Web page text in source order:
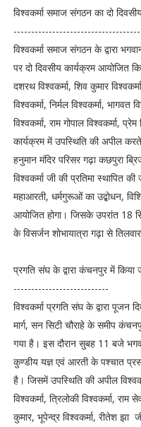
विश्वकर्मा समाज संगठन का दो
विश्वकर्मा समाज संगठन के द्वारा
पर दो दिवसीय कार्यक्रम आयोजित
दशरथ विश्वकर्मा, शिव कुमार
विश्वकर्मा, निर्मल विश्वकर्मा, भागवत
विश्वकर्मा, राम गोपाल विश्वकर्मा,
कार्यक्रम में उपस्थिति की अपील
हनुमान मंदिर परिसर गढ़ा कछपुरा
विश्वकर्मा जी की प्रतिमा स्थापित
महाआरती, धर्मगुरूओं का उद्बोधन,
आयोजित होगा। जिसके उपरांत 18
के विसर्जन शोभायात्रा गढ़ा से
प्रगति संघ के द्वारा कंचनपुर में किया
---------------------------
विश्वकर्मा प्रगति संघ के द्वारा
मार्ग, सन सिटी चौराहे के समीप
गया है। इस दौरान सुबह 11 बजे
कुण्डीय यज्ञ एवं आरती के पश्चात
है। जिसमें उपस्थिति की अपील
विश्वकर्मा, त्रिलोकी विश्वकर्मा, राम
कुमार, भूपेन्द्र विश्वकर्मा, रीतेश झा